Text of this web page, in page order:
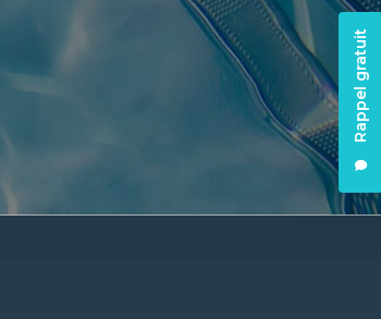
Rappel gratuit